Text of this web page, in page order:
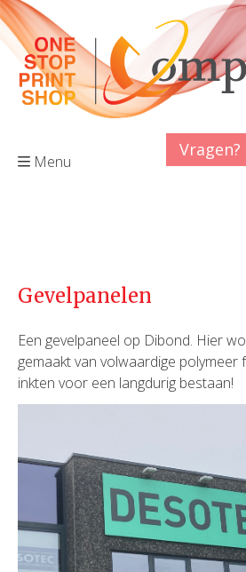
Menu
Vragen?
Gevelpanelen
Een gevelpaneel op Dibond. Hier
gemaakt van volwaardige polymeer
inkten voor een langdurig bestaan!